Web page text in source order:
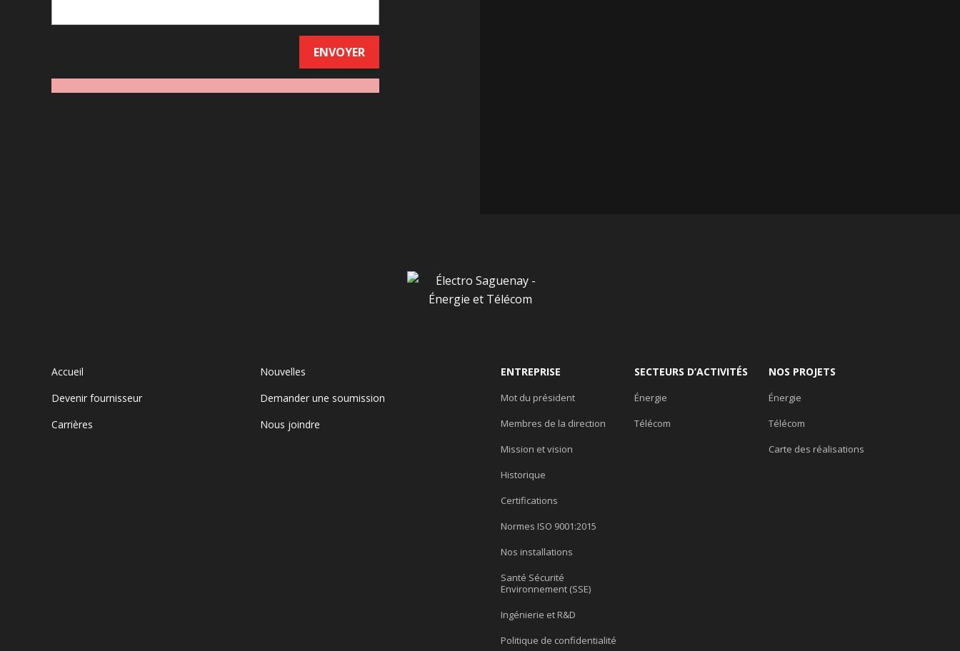
Accueil
Devenir fournisseur
Carrières
Nouvelles
Demander une soumission
Nous joindre
ENTREPRISE
Mot du président
Membres de la direction
Mission et vision
Historique
Certifications
Normes ISO 9001:2015
Nos installations
Santé Sécurité
Environnement (SSE)
Ingénierie et R&D
Politique de confidentialité
SECTEURS D’ACTIVITÉS
Énergie
Télécom
NOS PROJETS
Énergie
Télécom
Carte des réalisations